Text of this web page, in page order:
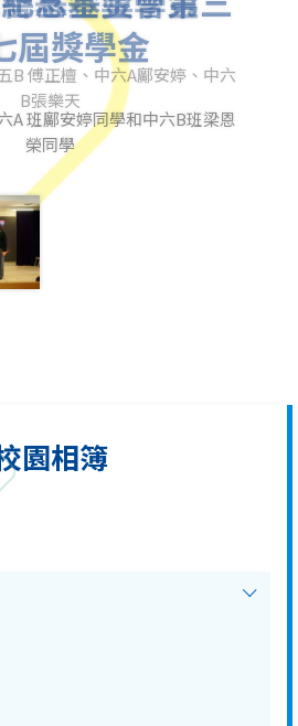
屆獎學金
A 班鄺安婷同學和中六B班梁恩
榮同學
B 傅正檀、中六A鄺安婷、中六
B張樂天
園相簿